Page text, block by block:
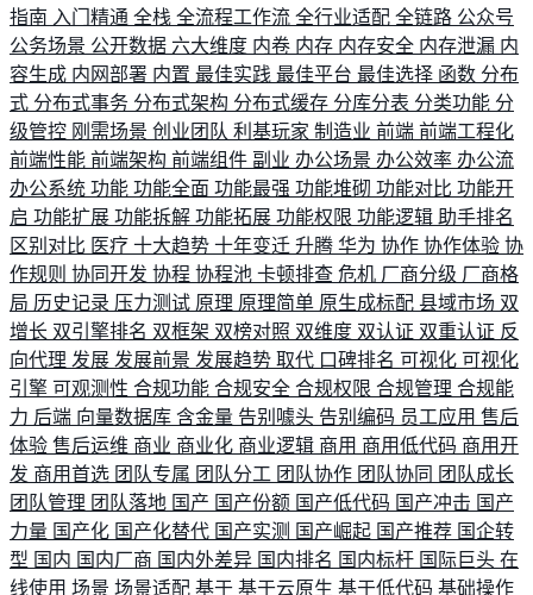
指南 入门精通 全栈 全流程工作流 全行业适配 全链路 公众号
公务场景 公开数据 六大维度 内卷 内存 内存安全 内存泄漏 内
容生成 内网部署 内置 最佳实践 最佳平台 最佳选择 函数 分布
式 分布式事务 分布式架构 分布式缓存 分库分表 分类功能 分
级管控 刚需场景 创业团队 利基玩家 制造业 前端 前端工程化
前端性能 前端架构 前端组件 副业 办公场景 办公效率 办公流
办公系统 功能 功能全面 功能最强 功能堆砌 功能对比 功能开
启 功能扩展 功能拆解 功能拓展 功能权限 功能逻辑 助手排名
区别对比 医疗 十大趋势 十年变迁 升腾 华为 协作 协作体验 协
作规则 协同开发 协程 协程池 卡顿排查 危机 厂商分级 厂商格
局 历史记录 压力测试 原理 原理简单 原生成标配 县域市场 双
增长 双引擎排名 双框架 双榜对照 双维度 双认证 双重认证 反
向代理 发展 发展前景 发展趋势 取代 口碑排名 可视化 可视化
引擎 可观测性 合规功能 合规安全 合规权限 合规管理 合规能
力 后端 向量数据库 含金量 告别噱头 告别编码 员工应用 售后
体验 售后运维 商业 商业化 商业逻辑 商用 商用低代码 商用开
发 商用首选 团队专属 团队分工 团队协作 团队协同 团队成长
团队管理 团队落地 国产 国产份额 国产低代码 国产冲击 国产
力量 国产化 国产化替代 国产实测 国产崛起 国产推荐 国企转
型 国内 国内厂商 国内外差异 国内排名 国内标杆 国际巨头 在
线使用 场景 场景适配 基于 基于云原生 基于低代码 基础操作